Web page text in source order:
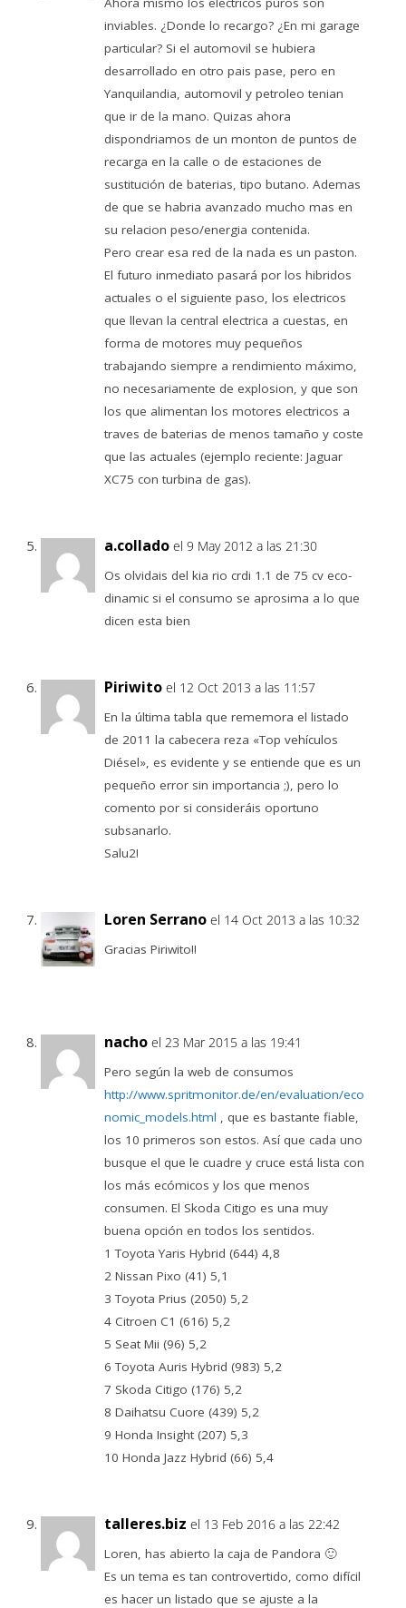
inviables. ¿Donde lo recargo? ¿En mi garage
particular? Si el automovil se hubiera
desarrollado en otro pais pase, pero en
Yanquilandia, automovil y petroleo tenian
que ir de la mano. Quizas ahora
dispondriamos de un monton de puntos de
recarga en la calle o de estaciones de
sustitución de baterias, tipo butano. Ademas
de que se habria avanzado mucho mas en
su relacion peso/energia contenida.
Pero crear esa red de la nada es un paston.
El futuro inmediato pasará por los hibridos
actuales o el siguiente paso, los electricos
que llevan la central electrica a cuestas, en
forma de motores muy pequeños
trabajando siempre a rendimiento máximo,
no necesariamente de explosion, y que son
los que alimentan los motores electricos a
traves de baterias de menos tamaño y coste
que las actuales (ejemplo reciente: Jaguar
XC75 con turbina de gas).
a.collado el 9 May 2012 a las 21:30
Os olvidais del kia rio crdi 1.1 de 75 cv eco-
dinamic si el consumo se aprosima a lo que
dicen esta bien
Piriwito el 12 Oct 2013 a las 11:57
En la última tabla que rememora el listado
de 2011 la cabecera reza «Top vehículos
Diésel», es evidente y se entiende que es un
pequeño error sin importancia ;), pero lo
comento por si consideráis oportuno
subsanarlo.
Salu2!
Loren Serrano el 14 Oct 2013 a las 10:32
Gracias Piriwito!!
nacho el 23 Mar 2015 a las 19:41
Pero según la web de consumos
http://www.spritmonitor.de/en/evaluation/eco
nomic_models.html , que es bastante fiable,
los 10 primeros son estos. Así que cada uno
busque el que le cuadre y cruce está lista con
los más ecómicos y los que menos
consumen. El Skoda Citigo es una muy
buena opción en todos los sentidos.
1 Toyota Yaris Hybrid (644) 4,8
2 Nissan Pixo (41) 5,1
3 Toyota Prius (2050) 5,2
4 Citroen C1 (616) 5,2
5 Seat Mii (96) 5,2
6 Toyota Auris Hybrid (983) 5,2
7 Skoda Citigo (176) 5,2
8 Daihatsu Cuore (439) 5,2
9 Honda Insight (207) 5,3
10 Honda Jazz Hybrid (66) 5,4
talleres.biz el 13 Feb 2016 a las 22:42
Loren, has abierto la caja de Pandora 🙂
Es un tema es tan controvertido, como difícil
es hacer un listado que se ajuste a la